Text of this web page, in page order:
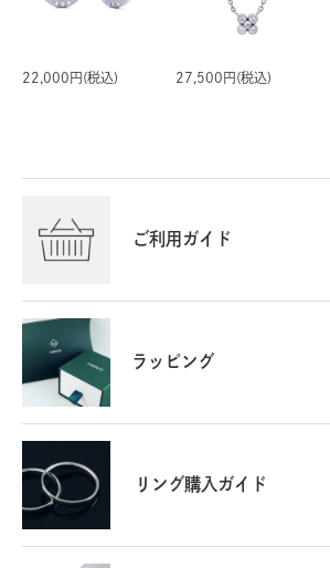
22,000円(税込) 27,500円(税込)
ご利用ガイド
ラッピング
リング購入ガイド